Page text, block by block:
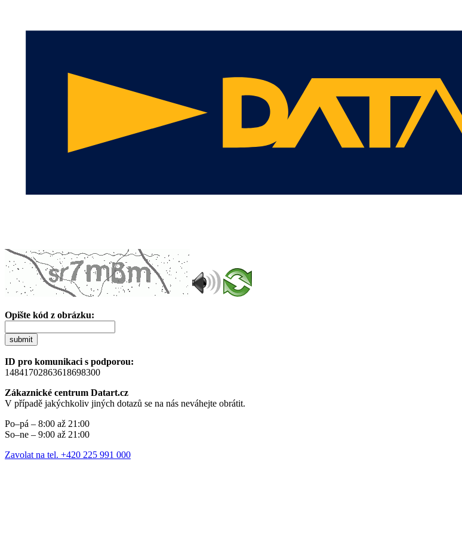
Opište kód z obrázku:
submit
ID pro komunikaci s podporou:
14841702863618698300
Zákaznické centrum Datart.cz
V případě jakýchkoliv jiných dotazů se na nás neváhejte obrátit.
Po–pá – 8:00 až 21:00
So–ne – 9:00 až 21:00
Zavolat na tel. +420 225 991 000